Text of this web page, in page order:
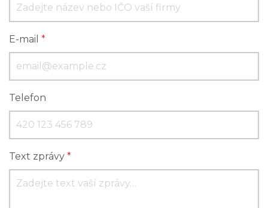
E-mail *
Telefon
Text zprávy *